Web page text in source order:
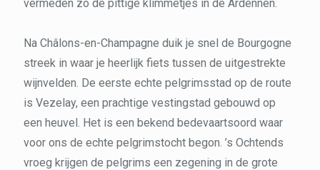
vermeden zo de pittige klimmetjes in de Ardennen.
Na Châlons-en-Champagne duik je snel de Bourgogne
streek in waar je heerlijk fiets tussen de uitgestrekte
wijnvelden. De eerste echte pelgrimsstad op de route
is Vezelay, een prachtige vestingstad gebouwd op
een heuvel. Het is een bekend bedevaartsoord waar
voor ons de echte pelgrimstocht begon. ’s Ochtends
vroeg krijgen de pelgrims een zegening in de grote